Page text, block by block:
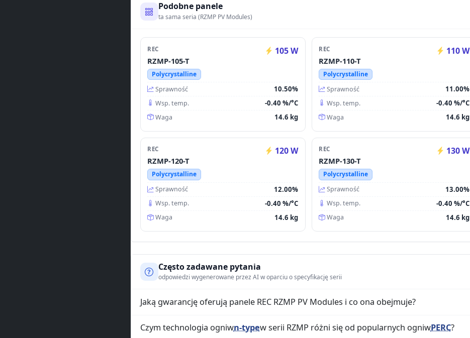
Podobne panele
ta sama seria (RZMP PV Modules)
REC 105 W
RZMP-105-T
Polycrystalline
Sprawność
10.50%
Wsp. temp. -0.40 %/°C
Waga 14.6 kg
REC 110 W
RZMP-110-T
Polycrystalline
Sprawność
11.00%
Wsp. temp. -0.40 %/°C
Waga 14.6 kg
REC 120 W
RZMP-120-T
Polycrystalline
Sprawność
12.00%
Wsp. temp. -0.40 %/°C
Waga 14.6 kg
REC 130 W
RZMP-130-T
Polycrystalline
Sprawność
13.00%
Wsp. temp. -0.40 %/°C
Waga 14.6 kg
Często zadawane pytania
odpowiedzi wygenerowane przez AI w oparciu o specyfikację serii
Jaką gwarancję oferują panele REC RZMP PV Modules i co ona obejmuje?
Czym technologia ogniwn-typew serii RZMP różni się od popularnych ogniwPERC?